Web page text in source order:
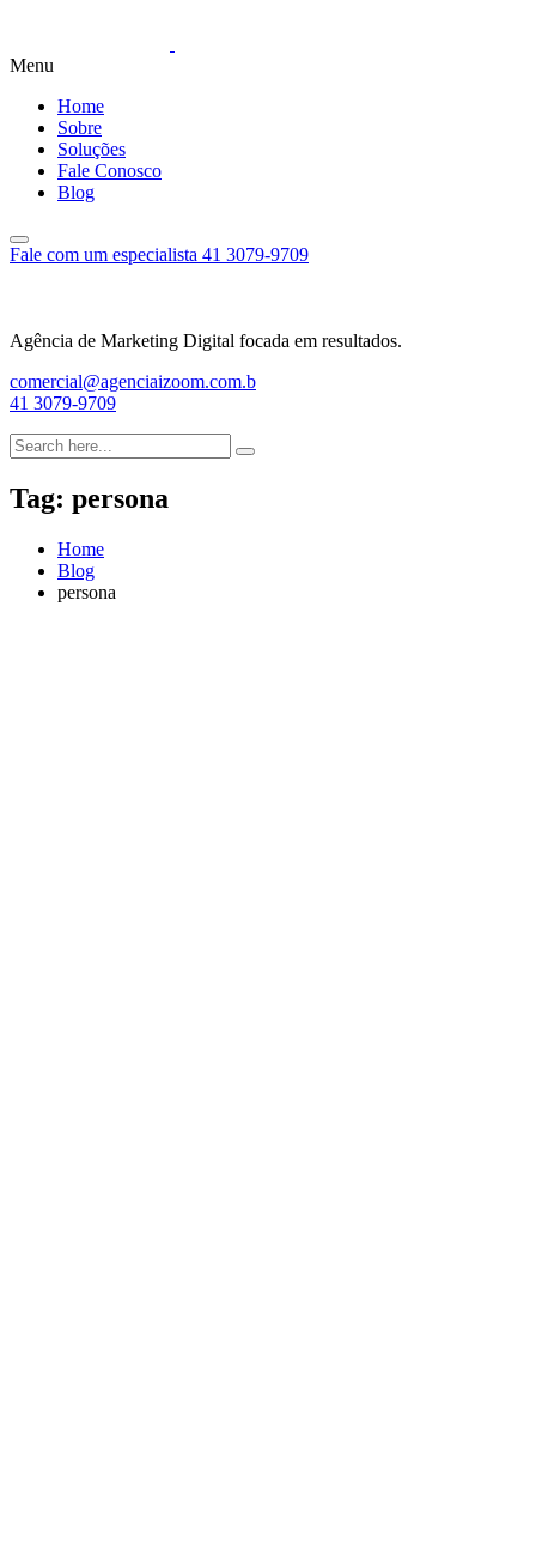
Menu
Home
Sobre
Soluções
Fale Conosco
Blog
Fale com um especialista 41 3079-9709
Agência de Marketing Digital focada em resultados.
comercial@agenciaizoom.com.b
41 3079-9709
Tag: persona
Home
Blog
persona